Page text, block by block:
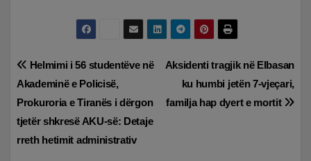
Lëvizje
te
postimet
Aksidenti tragjik në Elbasan
ku humbi jetën 7-vjeçari,
familja hap dyert e mortit
Helmimi i 56 studentëve në
Akademinë e Policisë,
Prokuroria e Tiranës i dërgon
tjetër shkresë AKU-së: Detaje
rreth hetimit administrativ